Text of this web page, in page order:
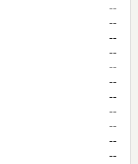
--
--
--
--
--
--
--
--
--
--
--